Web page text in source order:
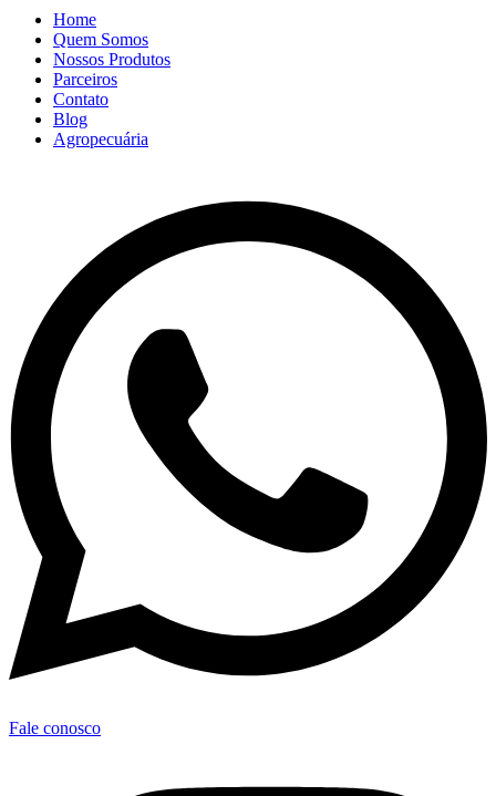
Home
Quem Somos
Nossos Produtos
Parceiros
Contato
Blog
Agropecuária
Fale conosco